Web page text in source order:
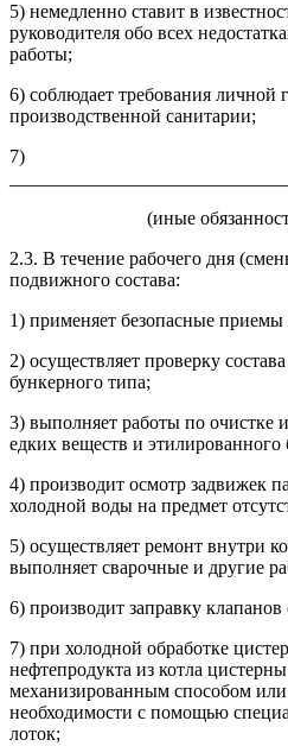
5) немедленно ставит в
руководителя обо всех
работы;
6) соблюдает требования личной
производственной санитарии;
7)
(иные
2.3. В течение рабочего дня
подвижного состава:
1) применяет безопасные
2) осуществляет проверку
бункерного типа;
3) выполняет работы по очистке
едких веществ и этилированного
4) производит осмотр задвижек
холодной воды на предмет
5) осуществляет ремонт внутри
выполняет сварочные и другие
6) производит заправку
7) при холодной обработке
нефтепродукта из котла
механизированным способом
необходимости с помощью
лоток;